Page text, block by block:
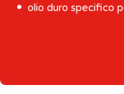
olio duro specifico